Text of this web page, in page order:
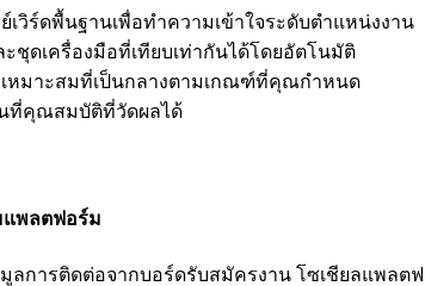
เวิร์ดพื้นฐานเพื่อทำความเข้าใจระดับตำแหน่งงาน
ะชุดเครื่องมือที่เทียบเท่ากันได้โดยอัตโนมัติ
หมาะสมที่เป็นกลางตามเกณฑ์ที่คุณกำหนด
ที่คุณสมบัติที่วัดผลได้
แพลตฟอร์ม
ลการติดต่อจากบอร์ดรับสมัครงาน โซเชียลแพลต